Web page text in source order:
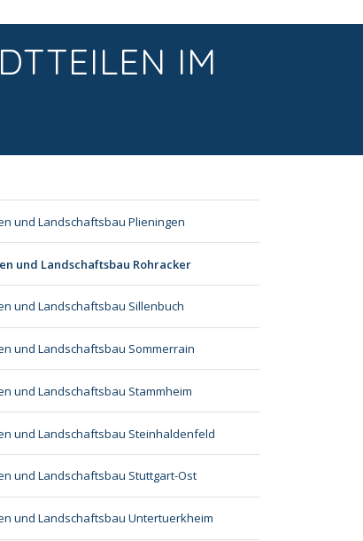
IM
und Landschaftsbau Plieningen
und Landschaftsbau Rohracker
und Landschaftsbau Sillenbuch
und Landschaftsbau Sommerrain
und Landschaftsbau Stammheim
und Landschaftsbau Steinhaldenfeld
und Landschaftsbau Stuttgart-Ost
und Landschaftsbau Untertuerkheim